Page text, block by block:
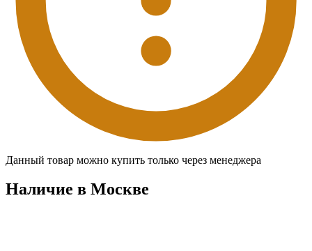
Данный товар можно купить только через менеджера
Наличие в Москвe